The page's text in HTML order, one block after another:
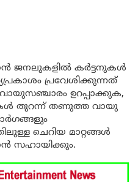
ജനലുകളിൽ കർട്ടനുകൾ
പ്രവേശിക്കുന്നത്
ഉറപ്പാക്കുക,
തുറന്ന് തണുത്ത വായു
ചെറിയ മാറ്റങ്ങൾ
സഹായിക്കും.